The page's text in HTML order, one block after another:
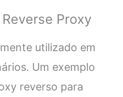
Proxy
utilizado em
Um exemplo
reverso para